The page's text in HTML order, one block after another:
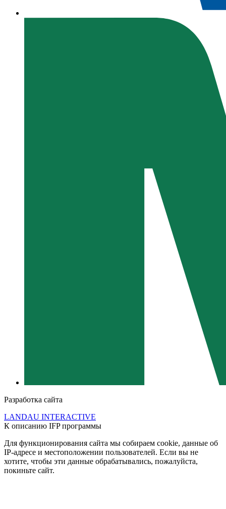
Разработка сайта
LANDAU INTERACTIVE
К описанию IFP программы
Для функционирования сайта мы собираем cookie, данные об
IP-адресе и местоположении пользователей. Если вы не
хотите, чтобы эти данные обрабатывались, пожалуйста,
покиньте сайт.